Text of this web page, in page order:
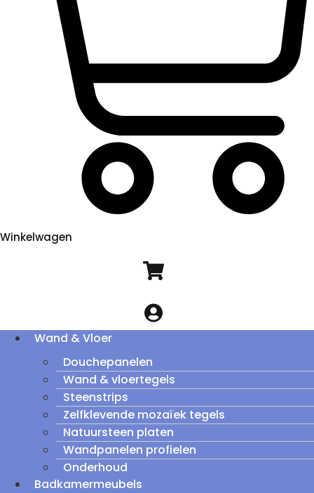
Winkelwagen
Wand & Vloer
Douchepanelen
Wand & vloertegels
Steenstrips
Zelfklevende mozaïek tegels
Natuursteen platen
Wandpanelen profielen
Onderhoud
Badkamermeubels